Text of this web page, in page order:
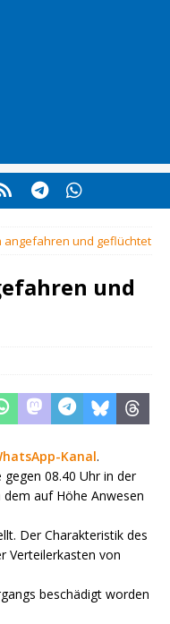
angefahren und geflüchtet
und
Kanal.
08.40 Uhr in der
auf Höhe Anwesen
Der Charakteristik des
Verteilerkasten von
beschädigt worden